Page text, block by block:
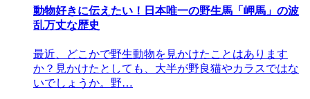
動物好きに伝えたい！日本唯一の野生馬「岬馬」の波
乱万丈な歴史
最近、どこかで野生動物を見かけたことはあります
か？見かけたとしても、大半が野良猫やカラスではな
いでしょうか。野…